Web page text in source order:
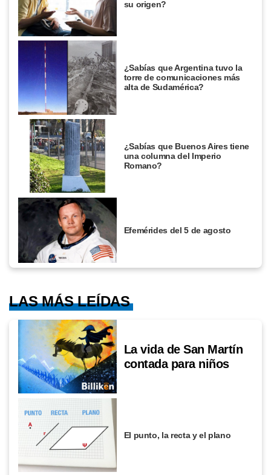
su origen?
¿Sabías que Argentina tuvo la
torre de comunicaciones más
alta de Sudamérica?
¿Sabías que Buenos Aires tiene
una columna del Imperio
Romano?
Efemérides del 5 de agosto
LAS MÁS LEÍDAS
La vida de San Martín
contada para niños
El punto, la recta y el plano